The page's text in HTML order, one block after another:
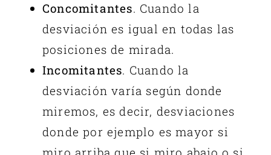
Concomitantes. Cuando la
desviación es igual en todas las
posiciones de mirada.
Incomitantes. Cuando la
desviación varía según donde
miremos, es decir, desviaciones
donde por ejemplo es mayor si